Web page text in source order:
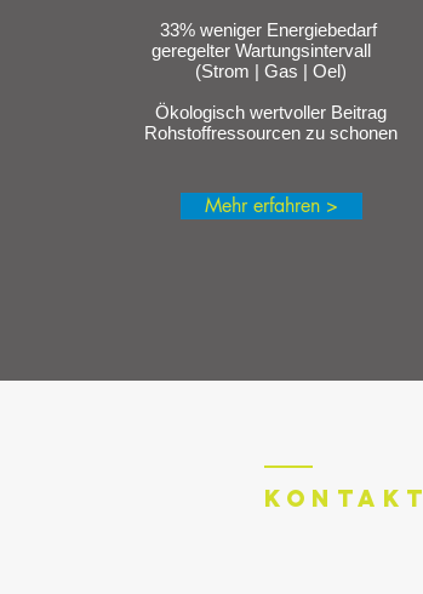
33% weniger Energiebedarf
geregelter Wartungsintervall
(Strom | Gas | Oel)
Ökologisch wertvoller Beitrag
Rohstoffressourcen zu schonen
Mehr erfahren >
KONtaKT